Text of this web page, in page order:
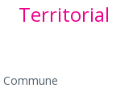
Territorial
Commune